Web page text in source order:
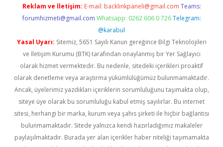
Reklam ve İletişim: E-mail: backlinkpaneli@gmail.com Teams:
forumhizmeti@gmail.com Whatsapp: 0262 606 0 726 Telegram:
@karabul
Yasal Uyarı: Sitemiz, 5651 Sayılı Kanun gereğince Bilgi Teknolojileri
ve İletişim Kurumu (BTK) tarafından onaylanmış bir Yer Sağlayıcı
olarak hizmet vermektedir. Bu nedenle, sitedeki içerikleri proaktif
olarak denetleme veya araştırma yükümlülüğümüz bulunmamaktadır.
Ancak, üyelerimiz yazdıkları içeriklerin sorumluluğunu taşımakta olup,
siteye üye olarak bu sorumluluğu kabul etmiş sayılırlar. Bu internet
sitesi, herhangi bir marka, kurum veya şahıs şirketi ile hiçbir bağlantısı
bulunmamaktadır. Sitede yalnızca kendi hazırladığımız makaleler
paylaşılmaktadır. Burada yer alan içerikler haber niteliği taşımamakta